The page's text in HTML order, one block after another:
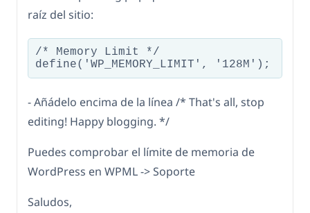
raíz del sitio:
/* Memory Limit */
define('WP_MEMORY_LIMIT', '128M');
- Añádelo encima de la línea /* That's all, stop
editing! Happy blogging. */
Puedes comprobar el límite de memoria de
WordPress en WPML -> Soporte
Saludos,